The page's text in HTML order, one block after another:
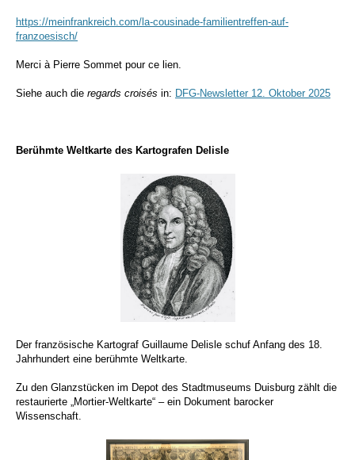
https://meinfrankreich.com/la-cousinade-familientreffen-auf-
franzoesisch/
Merci à Pierre Sommet pour ce lien.
Siehe auch die regards croisés in: DFG-Newsletter 12. Oktober 2025
Berühmte Weltkarte des Kartografen Delisle
Der französische Kartograf Guillaume Delisle schuf Anfang des 18.
Jahrhundert eine berühmte Weltkarte.
Zu den Glanzstücken im Depot des Stadtmuseums Duisburg zählt die
restaurierte „Mortier-Weltkarte“ – ein Dokument barocker
Wissenschaft.